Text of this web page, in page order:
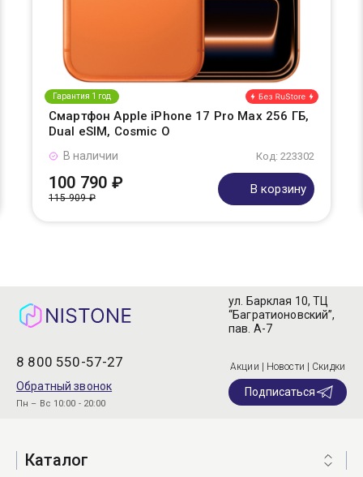
Гарантия 1 год
Смартфон Apple iPhone 17 Pro Max 256 ГБ,
Dual eSIM, Cosmic O
Код: 223302
В наличии
100 790 ₽
115 909 ₽
В корзину
8 800 550-57-27
Обратный звонок
Пн – Вс 10:00 - 20:00
ул. Барклая 10, ТЦ
“Багратионовский”,
пав. А-7
Акции | Новости | Скидки
Подписаться
Каталог